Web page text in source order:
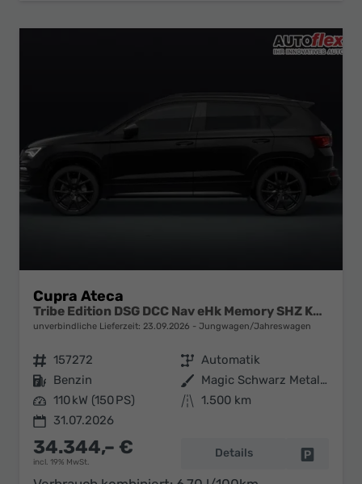
Cupra Ateca
Tribe Edition DSG DCC Nav eHk Memory SHZ Keyl 5JGa
unverbindliche Lieferzeit: 23.09.2026 Jungwagen/Jahreswagen
Fahrzeugnr. 157272 Getriebe Automatik
Kraftstoff Benzin Außenfarbe
Magic Schwarz Metallic
Leistung 110 kW (150 PS) Kilometerstand 1.500 km
31.07.2026
34.344,– €
incl. 19% MwSt.
Details